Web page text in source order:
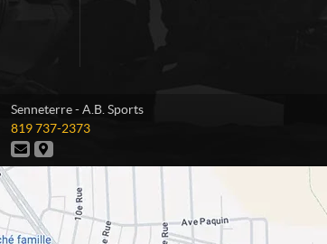
Senneterre - A.B. Sports
T
é
l
é
p
h
819 737-2373
N
o
s
j
o
I
t
é
r